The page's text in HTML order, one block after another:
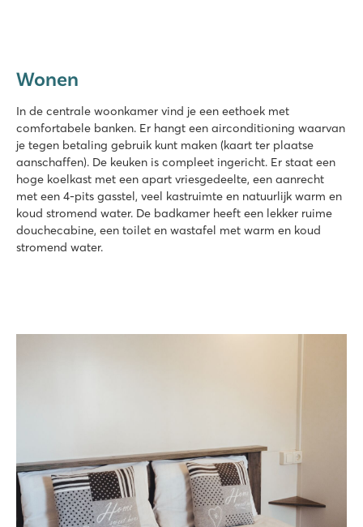
Wonen
In de centrale woonkamer vind je een eethoek met
comfortabele banken. Er hangt een airconditioning waarvan
je tegen betaling gebruik kunt maken (kaart ter plaatse
aanschaffen). De keuken is compleet ingericht. Er staat een
hoge koelkast met een apart vriesgedeelte, een aanrecht
met een 4-pits gasstel, veel kastruimte en natuurlijk warm en
koud stromend water. De badkamer heeft een lekker ruime
douchecabine, een toilet en wastafel met warm en koud
stromend water.